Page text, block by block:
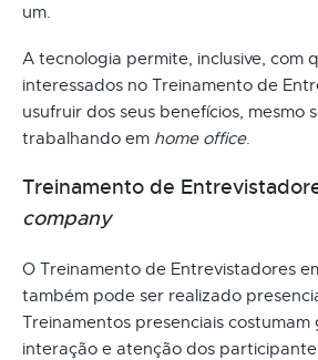
um.
A tecnologia permite, inclusive, com
interessados no Treinamento de
usufruir dos seus benefícios, mesmo
trabalhando em home office.
Treinamento de
company
O Treinamento de Entrevistadores
também pode ser realizado
Treinamentos presenciais costumam
interação e atenção dos